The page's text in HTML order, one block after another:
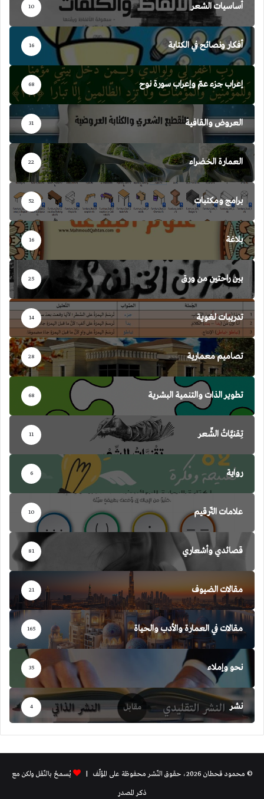
أساسيات الشعر 10
أفكار ونصائح في الكتابة 16
إعراب جزء عمّ وإعراب سورة نوح 68
العروض والقافية 31
العمارة الخضراء 22
برامج ومكتبات 52
بلاغة 16
بين راحتين من ورق 25
تدريبات لغوية 14
تصاميم معمارية 28
تطوير الذات والتنمية البشرية 68
تِقنيَّاتُ الشِّعر 11
رواية 6
علامات التّرقيم 10
قصائدي وأشعاري 81
مقالات الضيوف 21
مقالات في العمارة والأدب والحياة 165
نحو وإملاء 35
نشر 4
© محمود قحطان 2026، حقوق النّشر محفوظة على المؤلّف |
يُسمحُ بالنّقل ولكن مع
ذكر المصدر